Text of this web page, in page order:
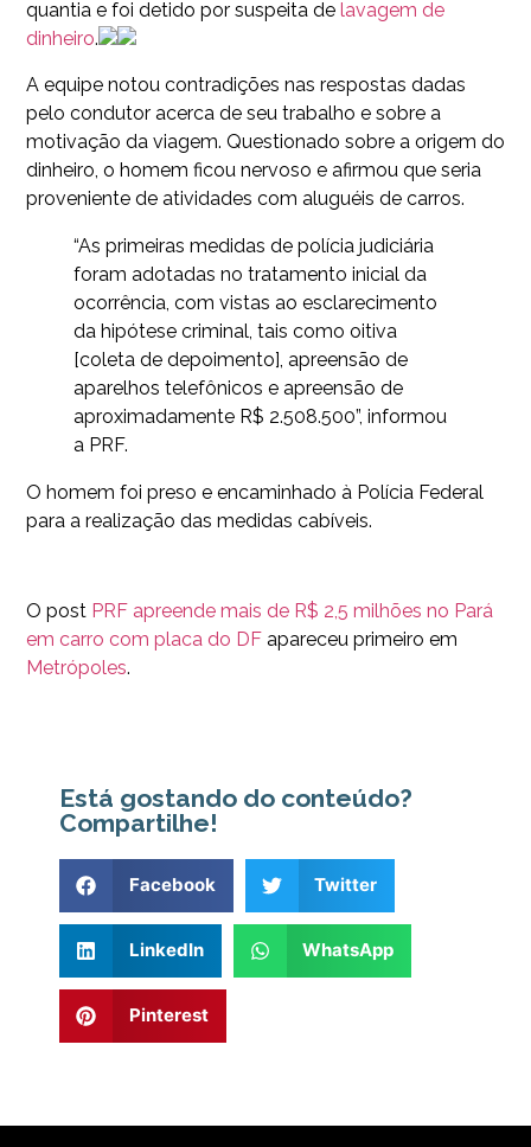
quantia e foi detido por suspeita de lavagem de
dinheiro.
A equipe notou contradições nas respostas dadas
pelo condutor acerca de seu trabalho e sobre a
motivação da viagem. Questionado sobre a origem do
dinheiro, o homem ficou nervoso e afirmou que seria
proveniente de atividades com aluguéis de carros.
“As primeiras medidas de polícia judiciária
foram adotadas no tratamento inicial da
ocorrência, com vistas ao esclarecimento
da hipótese criminal, tais como oitiva
[coleta de depoimento], apreensão de
aparelhos telefônicos e apreensão de
aproximadamente R$ 2.508.500”, informou
a PRF.
O homem foi preso e encaminhado à Polícia Federal
para a realização das medidas cabíveis.
O post PRF apreende mais de R$ 2,5 milhões no Pará
em carro com placa do DF apareceu primeiro em
Metrópoles.
Está gostando do conteúdo?
Compartilhe!
Facebook Twitter
LinkedIn WhatsApp
Pinterest